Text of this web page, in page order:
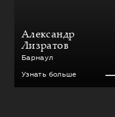
Александр
Лизратов
Барнаул
Узнать больше